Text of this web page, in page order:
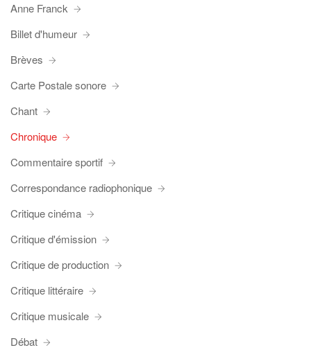
Anne Franck
Billet d'humeur
Brèves
Carte Postale sonore
Chant
Chronique
Commentaire sportif
Correspondance radiophonique
Critique cinéma
Critique d'émission
Critique de production
Critique littéraire
Critique musicale
Débat